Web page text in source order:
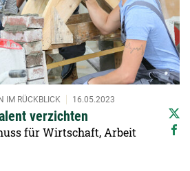
verzichten
IM RÜCKBLICK 16.05.2023
für Wirtschaft, Arbeit